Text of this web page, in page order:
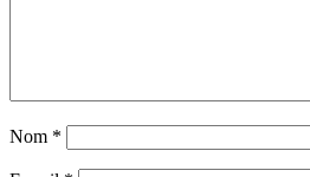
Nom *